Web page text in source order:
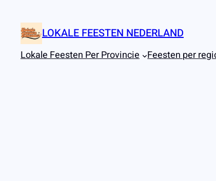
naar
inhoud
LOKALE FEESTEN NEDERLAND
Lokale Feesten Per Provincie Feesten per